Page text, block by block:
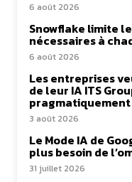
6 août 2026
Snowflake limite
nécessaires à
6 août 2026
Les entreprises
de leur IA ITS
pragmatiquement
3 août 2026
Le Mode IA de
plus besoin de
31 juillet 2026